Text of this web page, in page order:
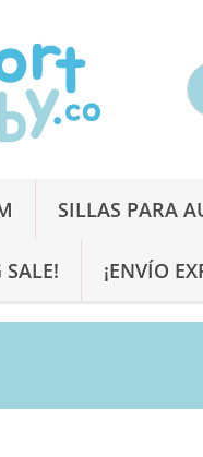
SILLAS PARA
SALE! ¡ENVÍO